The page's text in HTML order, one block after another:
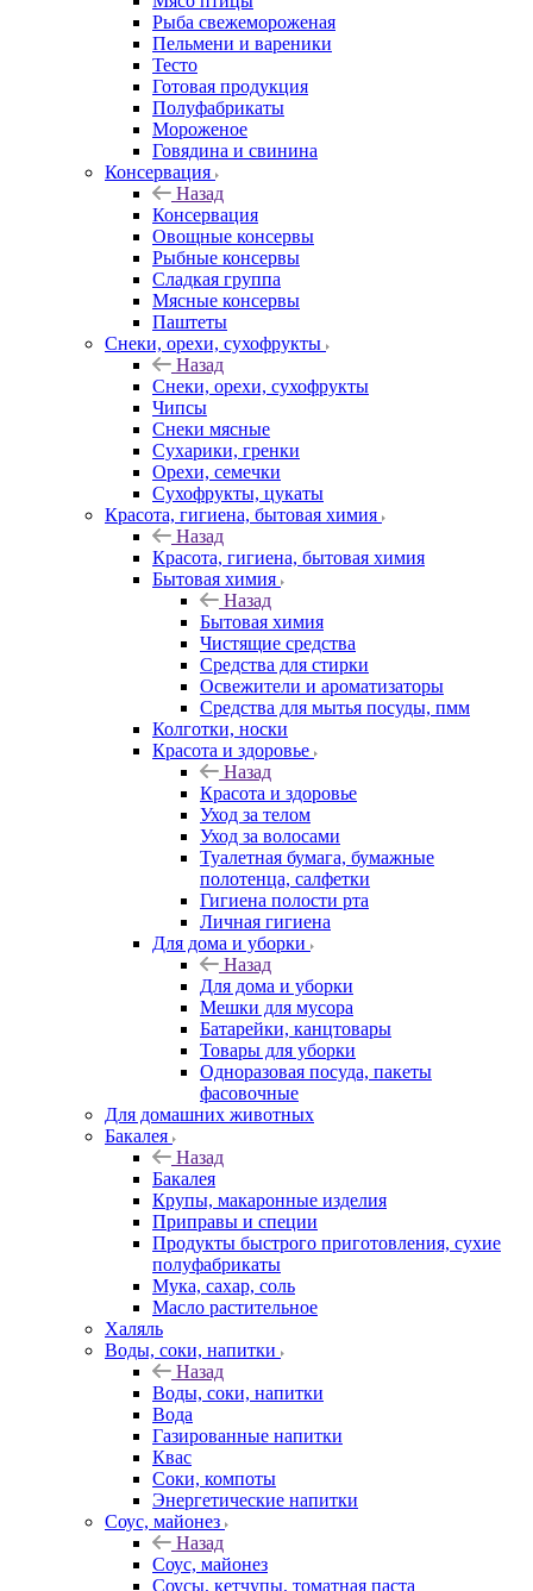
Рыба свежемороженая
Пельмени и вареники
Тесто
Готовая продукция
Полуфабрикаты
Мороженое
Говядина и свинина
Консервация
Назад
Консервация
Овощные консервы
Рыбные консервы
Сладкая группа
Мясные консервы
Паштеты
Снеки, орехи, сухофрукты
Назад
Снеки, орехи, сухофрукты
Чипсы
Снеки мясные
Сухарики, гренки
Орехи, семечки
Сухофрукты, цукаты
Красота, гигиена, бытовая химия
Назад
Красота, гигиена, бытовая химия
Бытовая химия
Назад
Бытовая химия
Чистящие средства
Средства для стирки
Освежители и ароматизаторы
Средства для мытья посуды, пмм
Колготки, носки
Красота и здоровье
Назад
Красота и здоровье
Уход за телом
Уход за волосами
Туалетная бумага, бумажные
полотенца, салфетки
Гигиена полости рта
Личная гигиена
Для дома и уборки
Назад
Для дома и уборки
Мешки для мусора
Батарейки, канцтовары
Товары для уборки
Одноразовая посуда, пакеты
фасовочные
Для домашних животных
Бакалея
Назад
Бакалея
Крупы, макаронные изделия
Приправы и специи
Продукты быстрого приготовления, сухие
полуфабрикаты
Мука, сахар, соль
Масло растительное
Халяль
Воды, соки, напитки
Назад
Воды, соки, напитки
Вода
Газированные напитки
Квас
Соки, компоты
Энергетические напитки
Соус, майонез
Назад
Соус, майонез
Соусы, кетчупы, томатная паста